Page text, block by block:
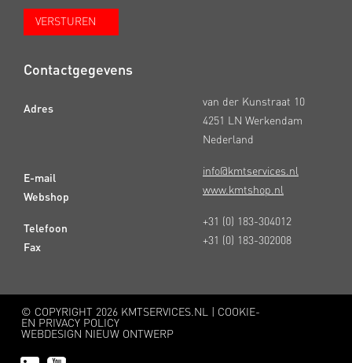
Contactgegevens
Adres
E-mail
Webshop
Telefoon
Fax
van der Kunstraat 10
4251 LN Werkendam
Nederland
info@kmtservices.nl
www.kmtshop.nl
+31 (0) 183-304012
+31 (0) 183-302008
© COPYRIGHT 2026 KMTSERVICES.NL | COOKIE-
EN PRIVACY POLICY
WEBDESIGN NIEUW ONTWERP